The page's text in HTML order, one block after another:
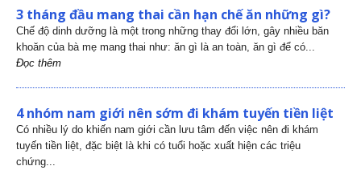
3 tháng đầu mang thai cần hạn chế ăn những gì?
Chế độ dinh dưỡng là một trong những thay đổi lớn, gây nhiều băn
khoăn của bà mẹ mang thai như: ăn gì là an toàn, ăn gì để có...
Đọc thêm
4 nhóm nam giới nên sớm đi khám tuyến tiền liệt
Có nhiều lý do khiến nam giới cần lưu tâm đến việc nên đi khám
tuyến tiền liệt, đặc biệt là khi có tuổi hoặc xuất hiện các triệu
chứng...